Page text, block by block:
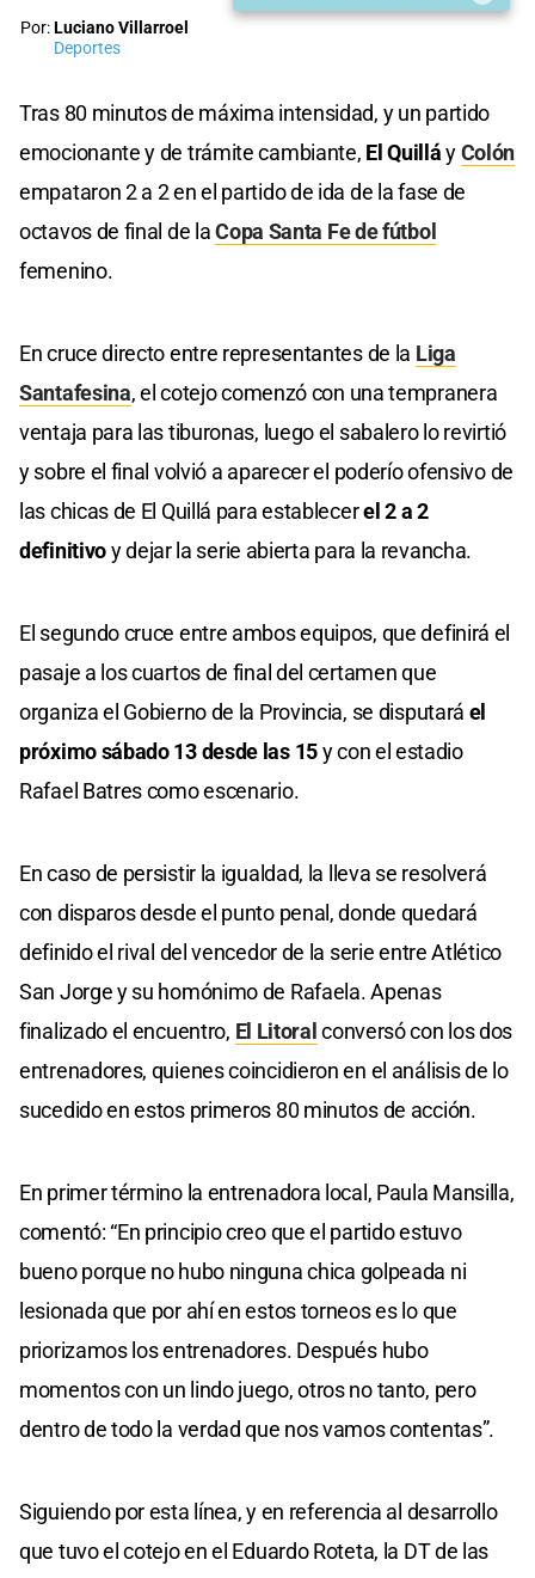
Por:Luciano Villarroel
Deportes
Tras 80 minutos de máxima intensidad, y un partido
emocionante y de trámite cambiante, El QuilláyColón
empataron 2 a 2 en el partido de ida de la fase de
octavos de final de laCopa Santa Fe de fútbol
femenino.
En cruce directo entre representantes de la Liga
Santafesina, el cotejo comenzó con una tempranera
ventaja para las tiburonas, luego el sabalero lo revirtió
y sobre el final volvió a aparecer el poderío ofensivo de
las chicas de El Quillá para establecerel 2 a 2
definitivoy dejar la serie abierta para la revancha.
El segundo cruce entre ambos equipos, que definirá el
pasaje a los cuartos de final del certamen que
organiza el Gobierno de la Provincia, se disputará el
próximo sábado 13 desde las 15y con el estadio
Rafael Batres como escenario.
En caso de persistir la igualdad, la lleva se resolverá
con disparos desde el punto penal, donde quedará
definido el rival del vencedor de la serie entre Atlético
San Jorge y su homónimo de Rafaela. Apenas
finalizado el encuentro, El Litoralconversó con los dos
entrenadores, quienes coincidieron en el análisis de lo
sucedido en estos primeros 80 minutos de acción.
En primer término la entrenadora local, Paula Mansilla,
comentó: “En principio creo que el partido estuvo
bueno porque no hubo ninguna chica golpeada ni
lesionada que por ahí en estos torneos es lo que
priorizamos los entrenadores. Después hubo
momentos con un lindo juego, otros no tanto, pero
dentro de todo la verdad que nos vamos contentas”.
Siguiendo por esta línea, y en referencia al desarrollo
que tuvo el cotejo en el Eduardo Roteta, la DT de las